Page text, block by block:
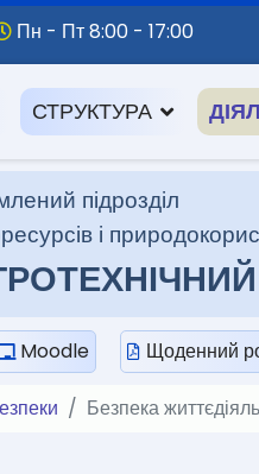
Пн - Пт 8:00 - 17:00
СТРУКТУРА
підрозділ
і
Moodle Щоденний
Безпека